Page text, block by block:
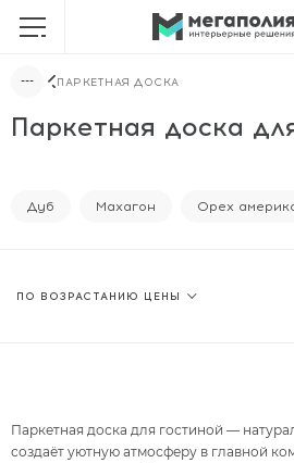
ПАРКЕТНАЯ ДОСКА
Паркетная доска
Дуб Махагон Орех
Паркетная доска для гостиной —
создаёт уютную атмосферу в главной